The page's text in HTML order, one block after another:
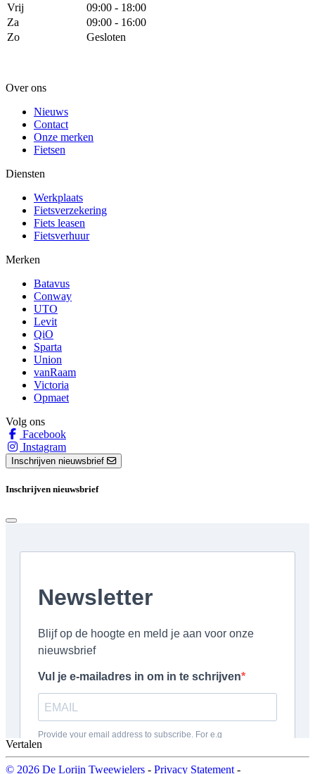
Vrij
09:00 - 18:00
Za
09:00 - 16:00
Zo
Gesloten
Over ons
Nieuws
Contact
Onze merken
Fietsen
Diensten
Werkplaats
Fietsverzekering
Fiets leasen
Fietsverhuur
Merken
Batavus
Conway
UTO
Levit
QiO
Sparta
Union
vanRaam
Victoria
Opmaet
Volg ons
Facebook
Instagram
Inschrijven nieuwsbrief
Inschrijven nieuwsbrief
Vertalen
© 2026 De Lorijn Tweewielers - Privacy Statement -